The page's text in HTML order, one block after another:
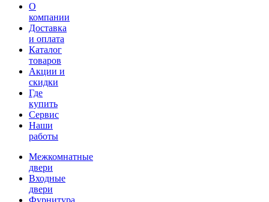
О
компании
Доставка
и оплата
Каталог
товаров
Акции и
скидки
Где
купить
Сервис
Наши
работы
Межкомнатные
двери
Входные
двери
Фурнитура